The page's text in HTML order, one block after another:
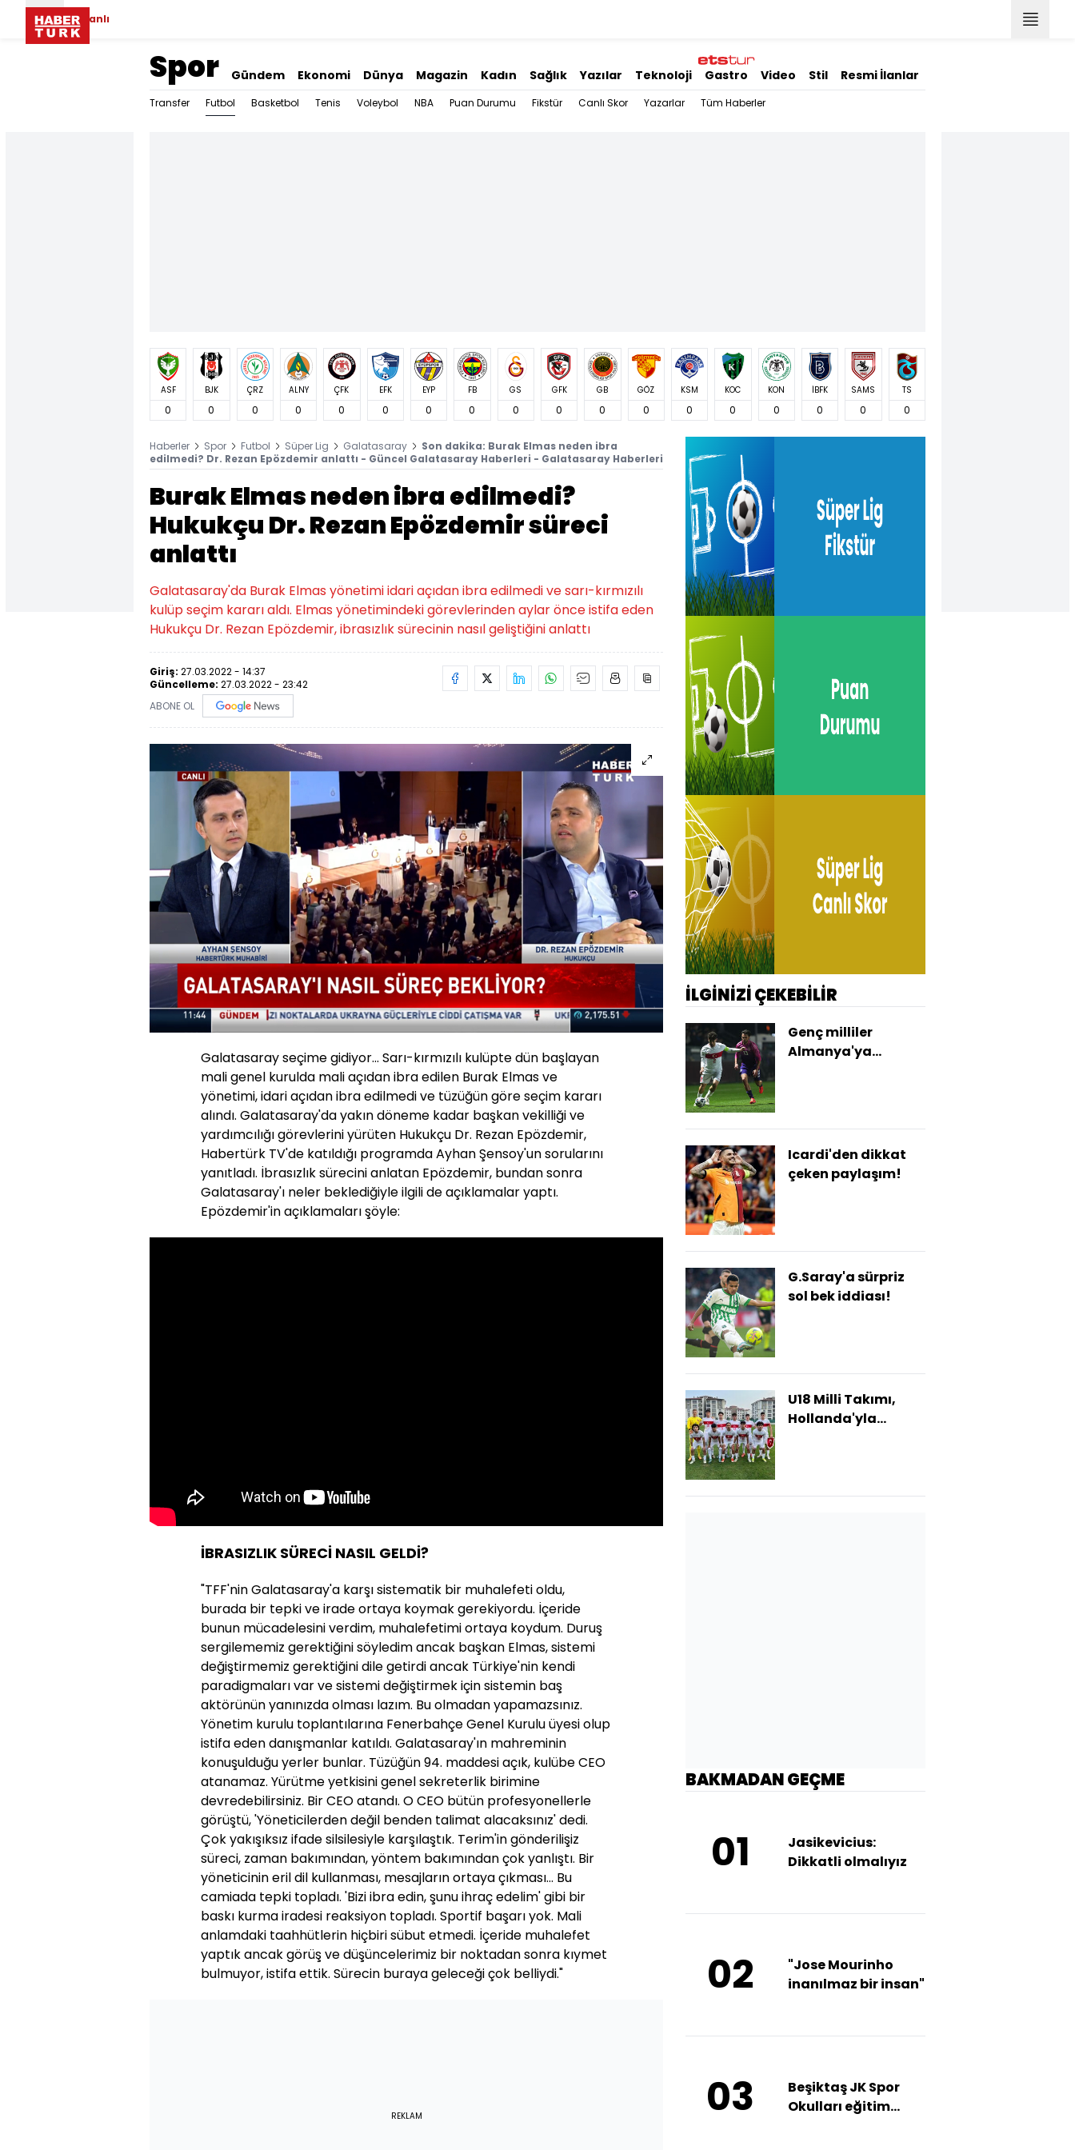
Canlı
Spor Gündem Ekonomi Dünya Magazin Kadın Sağlık Yazılar Teknoloji Gastro Video Stil Resmi İlanlar
Transfer Futbol Basketbol Tenis Voleybol NBA Puan Durumu Fikstür Canlı Skor Yazarlar Tüm Haberler
ASF
0
BJK
0
ÇRZ
0
ALNY
0
ÇFK
0
EFK
0
EYP
0
FB
0
GS
0
GFK
0
GB
0
GÖZ
0
KSM
0
KOC
0
KON
0
İBFK
0
SAMS
0
TS
0
Haberler Spor Futbol Süper Lig Galatasaray
Son dakika: Burak Elmas neden ibra
edilmedi? Dr. Rezan Epözdemir anlattı - Güncel Galatasaray Haberleri - Galatasaray Haberleri
Burak Elmas neden ibra edilmedi?
Hukukçu Dr. Rezan Epözdemir süreci
anlattı
Galatasaray'da Burak Elmas yönetimi idari açıdan ibra edilmedi ve sarı-kırmızılı
kulüp seçim kararı aldı. Elmas yönetimindeki görevlerinden aylar önce istifa eden
Hukukçu Dr. Rezan Epözdemir, ibrasızlık sürecinin nasıl geliştiğini anlattı
Giriş: 27.03.2022 - 14:37
Güncelleme: 27.03.2022 - 23:42
ABONE OL
Galatasaray seçime gidiyor... Sarı-kırmızılı kulüpte dün başlayan
mali genel kurulda mali açıdan ibra edilen Burak Elmas ve
yönetimi, idari açıdan ibra edilmedi ve tüzüğün göre seçim kararı
alındı. Galatasaray'da yakın döneme kadar başkan vekilliği ve
yardımcılığı görevlerini yürüten Hukukçu Dr. Rezan Epözdemir,
Habertürk TV'de katıldığı programda Ayhan Şensoy'un sorularını
yanıtladı. İbrasızlık sürecini anlatan Epözdemir, bundan sonra
Galatasaray'ı neler beklediğiyle ilgili de açıklamalar yaptı.
Epözdemir'in açıklamaları şöyle:
İBRASIZLIK SÜRECİ NASIL GELDİ?
"TFF'nin Galatasaray'a karşı sistematik bir muhalefeti oldu,
burada bir tepki ve irade ortaya koymak gerekiyordu. İçeride
bunun mücadelesini verdim, muhalefetimi ortaya koydum. Duruş
sergilememiz gerektiğini söyledim ancak başkan Elmas, sistemi
değiştirmemiz gerektiğini dile getirdi ancak Türkiye'nin kendi
paradigmaları var ve sistemi değiştirmek için sistemin baş
aktörünün yanınızda olması lazım. Bu olmadan yapamazsınız.
Yönetim kurulu toplantılarına Fenerbahçe Genel Kurulu üyesi olup
istifa eden danışmanlar katıldı. Galatasaray'ın mahreminin
konuşulduğu yerler bunlar. Tüzüğün 94. maddesi açık, kulübe CEO
atanamaz. Yürütme yetkisini genel sekreterlik birimine
devredebilirsiniz. Bir CEO atandı. O CEO bütün profesyonellerle
görüştü, 'Yöneticilerden değil benden talimat alacaksınız' dedi.
Çok yakışıksız ifade silsilesiyle karşılaştık. Terim'in gönderilişiz
süreci, zaman bakımından, yöntem bakımından çok yanlıştı. Bir
yöneticinin eril dil kullanması, mesajların ortaya çıkması... Bu
camiada tepki topladı. 'Bizi ibra edin, şunu ihraç edelim' gibi bir
baskı kurma iradesi reaksiyon topladı. Sportif başarı yok. Mali
anlamdaki taahhütlerin hiçbiri sübut etmedi. İçeride muhalefet
yaptık ancak görüş ve düşüncelerimiz bir noktadan sonra kıymet
bulmuyor, istifa ettik. Sürecin buraya geleceği çok belliydi."
REKLAM
İLGİNİZİ ÇEKEBİLİR
Genç milliler
Almanya'ya
Icardi'den dikkat
çeken paylaşım!
G.Saray'a sürpriz
sol bek iddiası!
U18 Milli Takımı,
Hollanda'yla
BAKMADAN GEÇME
01
Jasikevicius:
Dikkatli olmalıyız
02
"Jose Mourinho
inanılmaz bir insan"
03
Beşiktaş JK Spor
Okulları eğitim